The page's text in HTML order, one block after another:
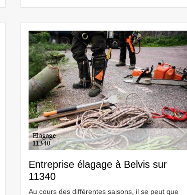
Entreprise élagage à Belvis sur
11340
Au cours des différentes saisons, il se peut que